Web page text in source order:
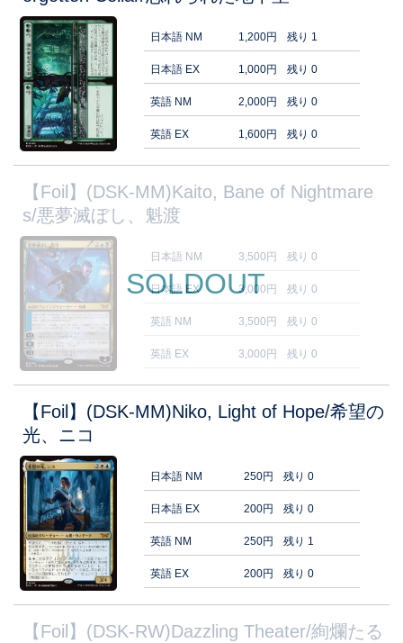
日本語 NM 1,200円 残り 1
日本語 EX 1,000円 残り 0
英語 NM 2,000円 残り 0
英語 EX 1,600円 残り 0
【Foil】(DSK-MM)Kaito, Bane of Nightmare
s/悪夢滅ぼし、魁渡
日本語 NM 3,500円 残り 0
日本語 EX 3,000円 残り 0
英語 NM 3,500円 残り 0
英語 EX 3,000円 残り 0
SOLDOUT
【Foil】(DSK-MM)Niko, Light of Hope/希望の
光、ニコ
日本語 NM 250円 残り 0
日本語 EX 200円 残り 0
英語 NM 250円 残り 1
英語 EX 200円 残り 0
【Foil】(DSK-RW)Dazzling Theater/絢爛たる